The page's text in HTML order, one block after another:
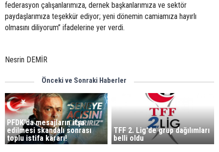
federasyon çalışanlarımıza, dernek başkanlarımıza ve sektör
paydaşlarımıza teşekkür ediyor; yeni dönemin camiamıza hayırlı
olmasını diliyorum” ifadelerine yer verdi.
Nesrin DEMİR
Önceki ve Sonraki Haberler
PFDK'da mesajların ifşa
edilmesi skandalı sonrası
toplu istifa kararı!
TFF 2. Lig'de grup dağılımları
belli oldu